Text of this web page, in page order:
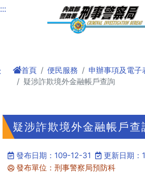
進入內容區塊
:::
首頁 便民服務
申辦事項及電子
疑涉詐欺境外金融帳戶查詢
疑涉詐欺境外金融帳戶查
發布日期：109-12-31
更新日期：
發布單位：刑事警察局預防科